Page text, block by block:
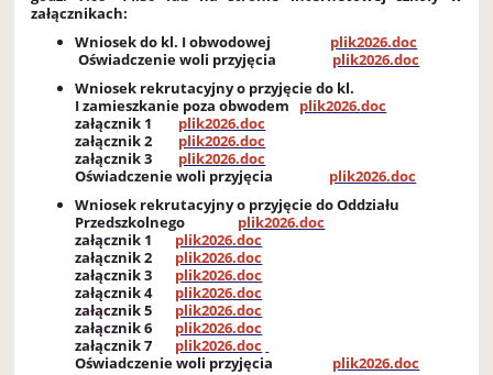
załącznikach:
Wniosek do kl. I obwodowej
plik2026.doc
Oświadczenie woli przyjęcia
plik2026.doc
Wniosek rekrutacyjny o przyjęcie do kl.
I zamieszkanie poza obwodem plik2026.doc
załącznik 1
plik2026.doc
załącznik 2 plik2026.doc
załącznik 3
plik2026.doc
Oświadczenie woli przyjęcia
plik2026.doc
Wniosek rekrutacyjny o przyjęcie do Oddziału
Przedszkolnego
plik2026.doc
załącznik 1
plik2026.doc
załącznik 2
plik2026.doc
załącznik 3
plik2026.doc
załącznik 4
plik2026.doc
załącznik 5
plik2026.doc
załącznik 6
plik2026.doc
załącznik 7
plik2026.doc
Oświadczenie woli przyjęcia
plik2026.doc